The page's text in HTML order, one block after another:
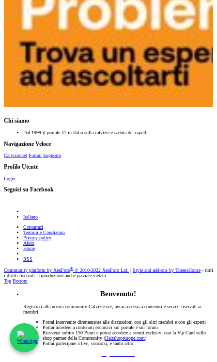
Chi siamo
Dal 1999 il portale #1 in Italia sulla calvizie e caduta dei capelli
Navigazione Veloce
Calvizie.net Forum Supporto
Profilo Utente
Login
Seguici su Facebook
Italiano
Contattaci
Termini e Condizioni
Privacy policy
Aiuto
Home
RSS
Community platform by XenForo® © 2010-2022 XenForo Ltd. Style and add-ons by ThemeHouse - tutti
i diritti riservati - riproduzione anche parziale vietata
Top Bottom
Benvenuto!
Registrati alla nostra community Calvizie.net, avrai accesso a contenuti e servizi riservati ai
membri:
Potrai intervenire direttamente alle discussioni con gli altri membri e con gli esperti
Potrai accedere a contenuti esclusivi sul portale e sul forum
Riceverai subito 150 Punti e potrai accedere a sconti esclusivi con la Vip Card sullo
shop partner della Community (Hairshopeurope.com)
Potrai partecipare a live, concorsi, e tanto altro